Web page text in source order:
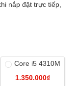
nắp đặt trực tiếp,
Core i5 4310M
1.350.000₫